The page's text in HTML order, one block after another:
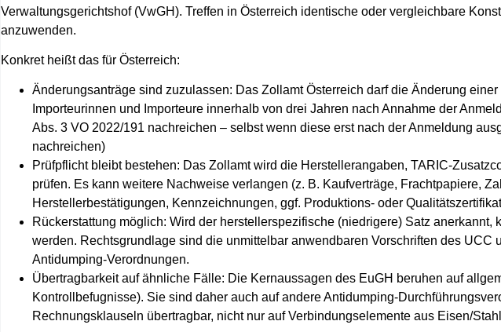
Verwaltungsgerichtshof (VwGH). Treffen in Österreich identische oder vergleichbare
anzuwenden.
Konkret heißt das für Österreich:
Änderungsanträge sind zuzulassen: Das Zollamt Österreich darf die Änderung
Importeurinnen und Importeure innerhalb von drei Jahren nach Annahme der
Abs. 3 VO 2022/191 nachreichen – selbst wenn diese erst nach der Anmeldung
nachreichen)
Prüfpflicht bleibt bestehen: Das Zollamt wird die Herstellerangaben,
prüfen. Es kann weitere Nachweise verlangen (z. B. Kaufverträge, Frachtpapiere,
Herstellerbestätigungen, Kennzeichnungen, ggf. Produktions- oder
Rückerstattung möglich: Wird der herstellerspezifische (niedrigere) Satz anerkannt,
werden. Rechtsgrundlage sind die unmittelbar anwendbaren Vorschriften des UCC
Antidumping‑Verordnungen.
Übertragbarkeit auf ähnliche Fälle: Die Kernaussagen des EuGH beruhen auf
Kontrollbefugnisse). Sie sind daher auch auf andere
Rechnungsklauseln übertragbar, nicht nur auf Verbindungselemente aus Eisen/